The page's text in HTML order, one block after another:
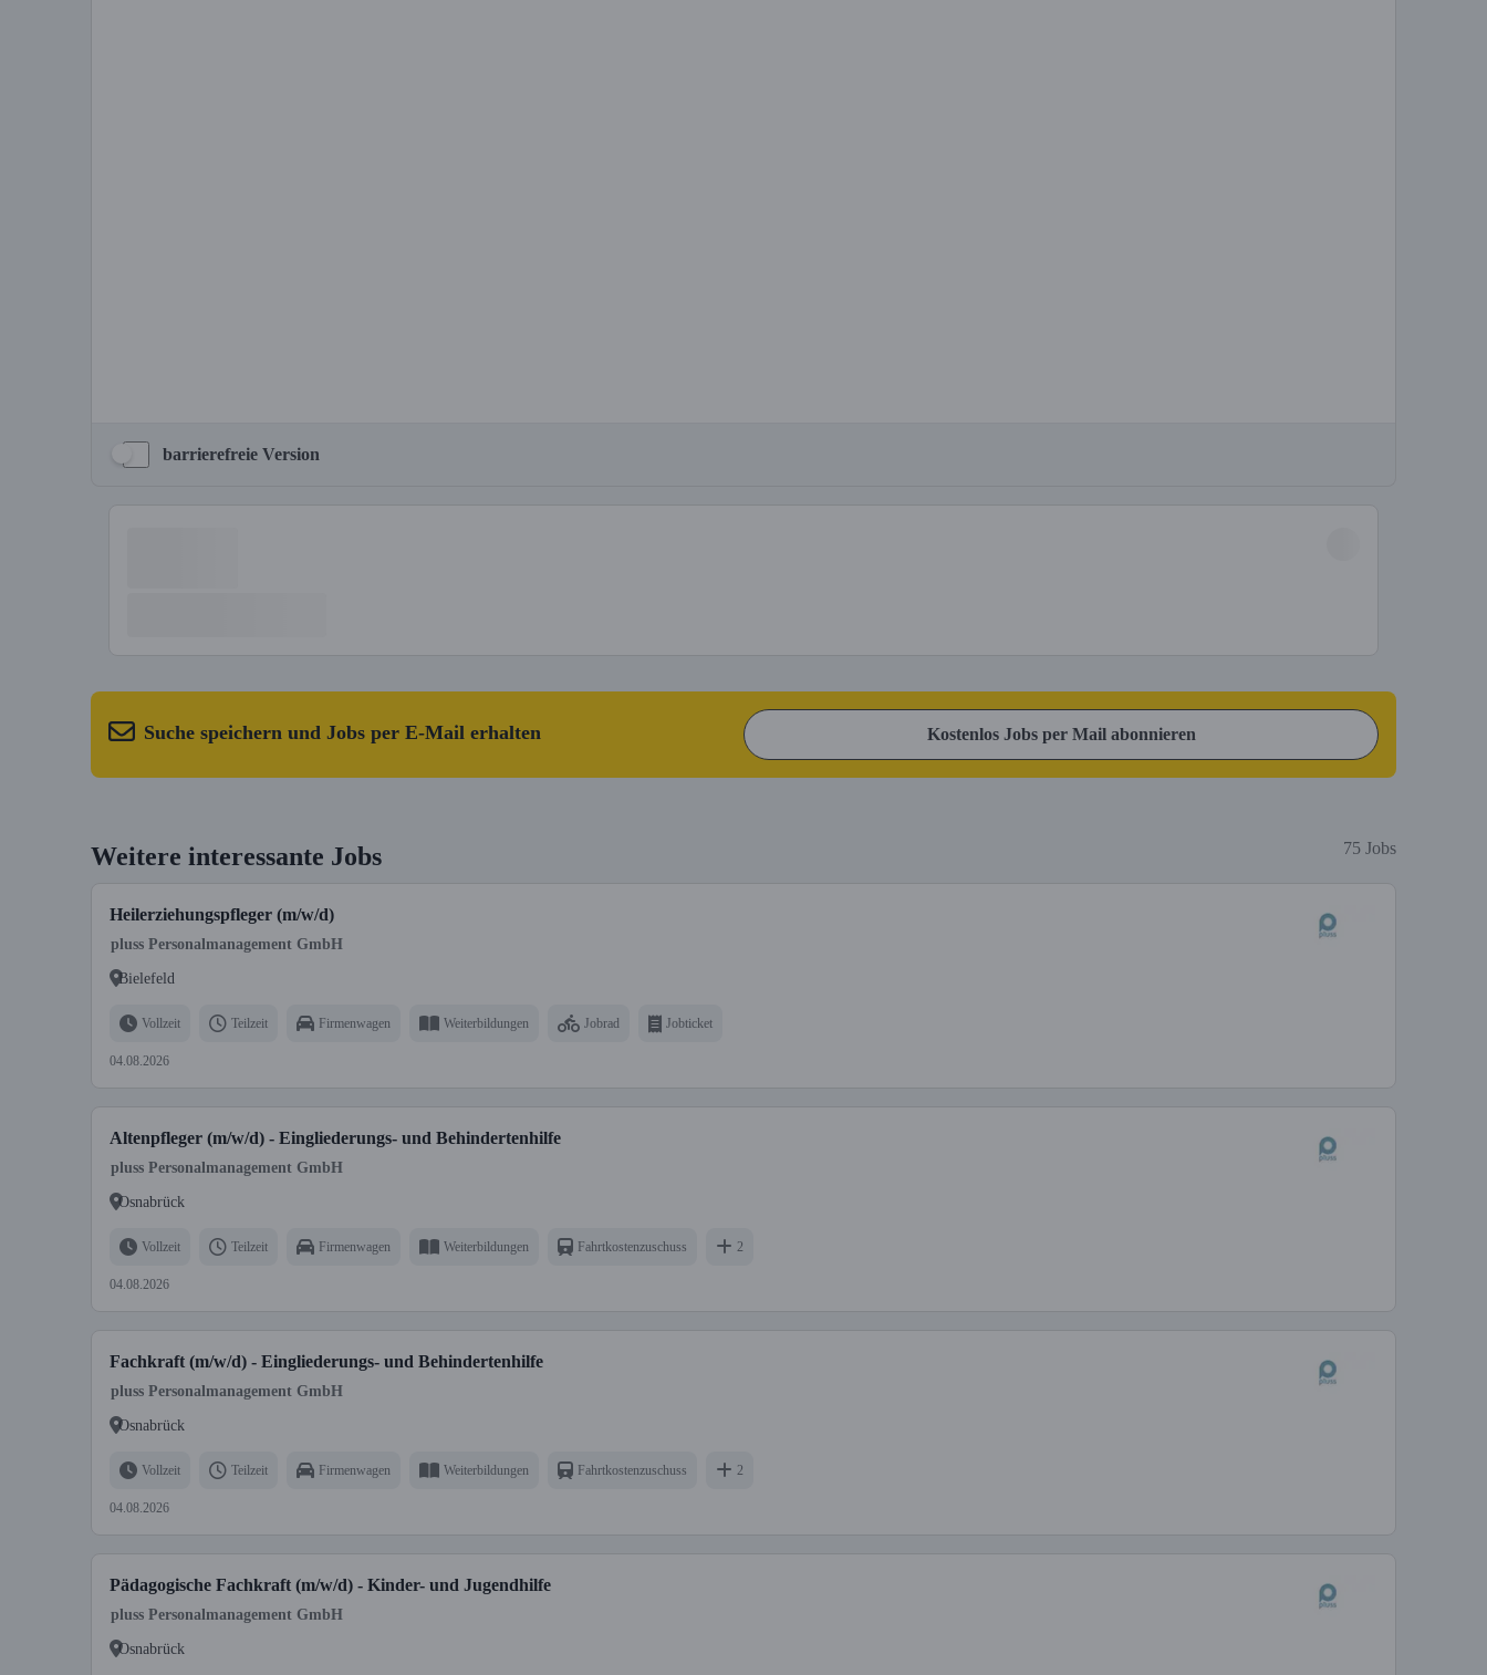
barrierefreie Version
Suche speichern und Jobs per E-Mail erhalten Kostenlos Jobs per Mail abonnieren
Weitere interessante Jobs 75 Jobs
Heilerziehungspfleger (m/w/d)
pluss Personalmanagement GmbH
Bielefeld
Vollzeit Teilzeit Firmenwagen Weiterbildungen Jobrad Jobticket
04.08.2026
Altenpfleger (m/w/d) - Eingliederungs- und Behindertenhilfe
pluss Personalmanagement GmbH
Osnabrück
Vollzeit Teilzeit Firmenwagen Weiterbildungen Fahrtkostenzuschuss 2
04.08.2026
Fachkraft (m/w/d) - Eingliederungs- und Behindertenhilfe
pluss Personalmanagement GmbH
Osnabrück
Vollzeit Teilzeit Firmenwagen Weiterbildungen Fahrtkostenzuschuss 2
04.08.2026
Pädagogische Fachkraft (m/w/d) - Kinder- und Jugendhilfe
pluss Personalmanagement GmbH
Osnabrück